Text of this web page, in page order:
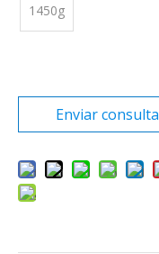
1450g
Enviar consulta